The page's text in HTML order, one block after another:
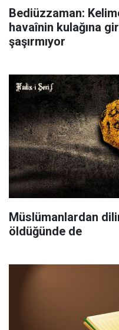
Bediüzzaman:
havaînin kulağına
şaşırmıyor
Müslümanlardan
öldüğünde de